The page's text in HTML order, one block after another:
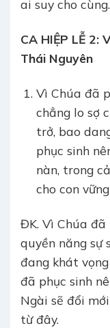
ai suy cho cùng.
CA HIỆP LỄ 2:
Thái Nguyên
Vì Chúa đã
chẳng lo sợ
trở, bao
phục sinh
nàn, trong
cho con
ĐK. Vì Chúa đã
quyền năng sự
đang khát
đã phục sinh
Ngài sẽ đổi
từ đây.